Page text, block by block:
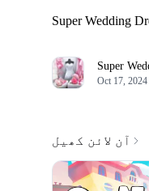
Super
Oct 17, 2024
آن لائن کھیل